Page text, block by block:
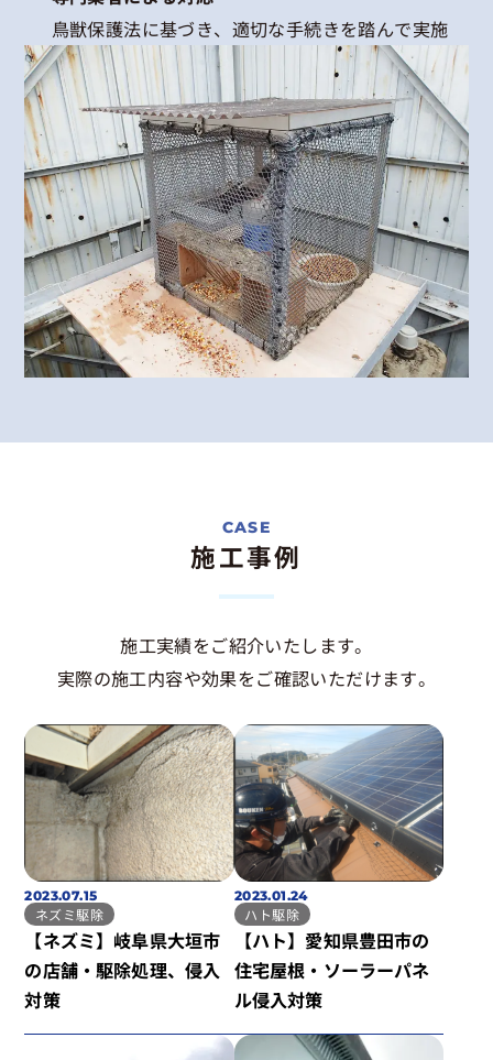
鳥獣保護法に基づき、適切な手続きを踏んで実施
施工事例
施工実績をご紹介いたします。
実際の施工内容や効果をご確認いただけます。
2023.07.15
ネズミ駆除
【ネズミ】岐阜県大垣市
の店舗・駆除処理、侵入
対策
2023.01.24
ハト駆除
【ハト】愛知県豊田市の
住宅屋根・ソーラーパネ
ル侵入対策